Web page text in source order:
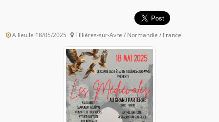
A lieu le 18/05/2025 Tillières-sur-Avre / Normandie / France